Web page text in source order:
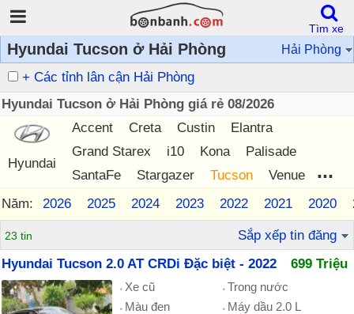
Hyundai Tucson ở Hải Phòng Hải Phòng
+ Các tỉnh lân cận Hải Phòng
Hyundai Tucson ở Hải Phòng giá rẻ 08/2026
Hyundai
Accent Creta Custin
Elantra
Grand Starex
i10 Kona
Palisade
SantaFe
Stargazer Tucson Venue ...
Năm: 2026 2025 2024 2023 2022 2021 2020
23 tin
Sắp xếp tin đăng
Hyundai Tucson 2.0 AT CRDi Đặc biệt - 2022
699 Triệu
Xe cũ
Trong nước
Màu đen
Máy dầu 2.0 L
Tìm xe